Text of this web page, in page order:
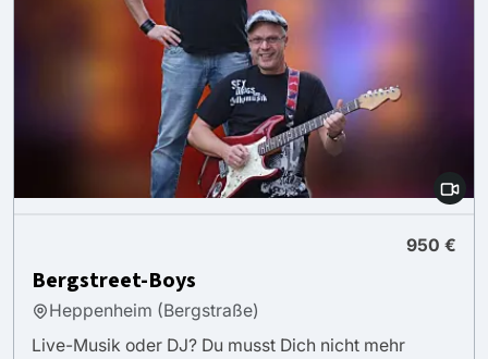
950 €
Bergstreet-Boys
Heppenheim (Bergstraße)
Live-Musik oder DJ? Du musst Dich nicht mehr